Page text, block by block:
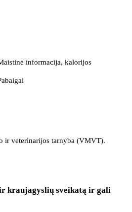
informacija, kalorijos
ir veterinarijos tarnyba (VMVT).
kraujagyslių sveikatą ir gali